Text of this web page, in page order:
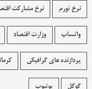
نرخ تورم نرخ مشارکت
واتساپ وزارت اقتصاد
پردازنده های گرافیکی
گوگل یوتیوب